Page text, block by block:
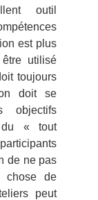
outil
est plus
utilisé
toujours
doit se
objectifs
du « tout
de ne pas
chose de
peut